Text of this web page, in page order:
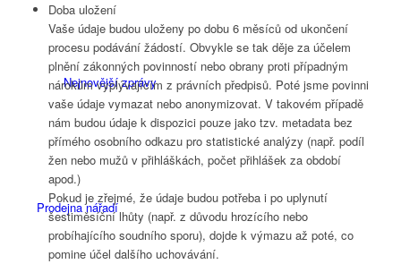
Nejnovější zprávy
Prodejna nářadí
Doba uložení
Vaše údaje budou uloženy po dobu 6 měsíců od ukončení
procesu podávání žádostí. Obvykle se tak děje za účelem
plnění zákonných povinností nebo obrany proti případným
nárokům vyplývajícím z právních předpisů. Poté jsme povinni
vaše údaje vymazat nebo anonymizovat. V takovém případě
nám budou údaje k dispozici pouze jako tzv. metadata bez
přímého osobního odkazu pro statistické analýzy (např. podíl
žen nebo mužů v přihláškách, počet přihlášek za období
apod.)
Pokud je zřejmé, že údaje budou potřeba i po uplynutí
šestiměsíční lhůty (např. z důvodu hrozícího nebo
probíhajícího soudního sporu), dojde k výmazu až poté, co
pomine účel dalšího uchovávání.